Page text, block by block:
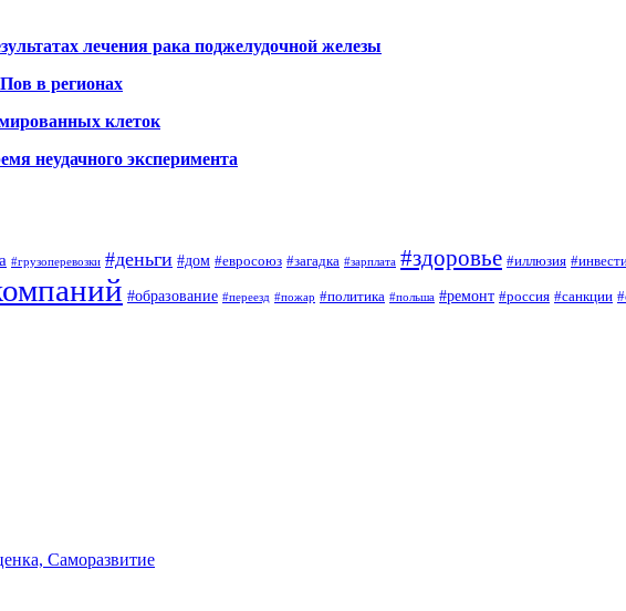
лечения рака поджелудочной железы
в регионах
клеток
неудачного эксперимента
#грузоперевозки #деньги #дом #евросоюз #загадка #зарплата #здоровье #иллюзия
#образование #переезд #пожар #политика #польша #ремонт #россия #санкции
Саморазвитие